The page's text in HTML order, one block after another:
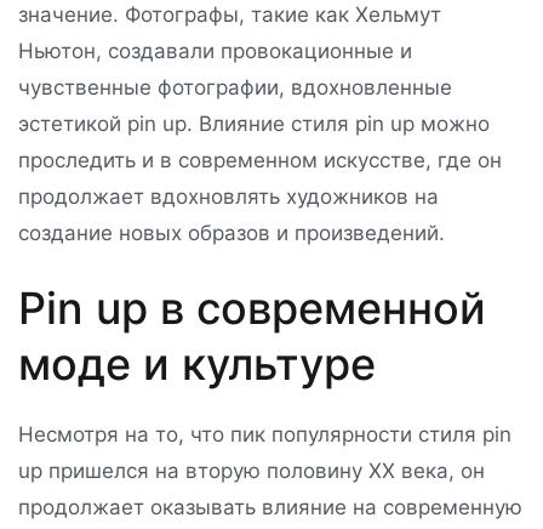
значение. Фотографы, такие как Хельмут
Ньютон, создавали провокационные и
чувственные фотографии, вдохновленные
эстетикой pin up. Влияние стиля pin up можно
проследить и в современном искусстве, где он
продолжает вдохновлять художников на
создание новых образов и произведений.
Pin up в современной
моде и культуре
Несмотря на то, что пик популярности стиля pin
up пришелся на вторую половину XX века, он
продолжает оказывать влияние на современную